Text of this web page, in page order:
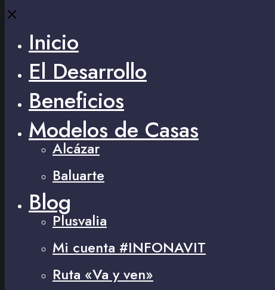
Inicio
El Desarrollo
Beneficios
Modelos de Casas
Alcázar
Baluarte
Blog
Plusvalia
Mi cuenta #INFONAVIT
Ruta «Va y ven»